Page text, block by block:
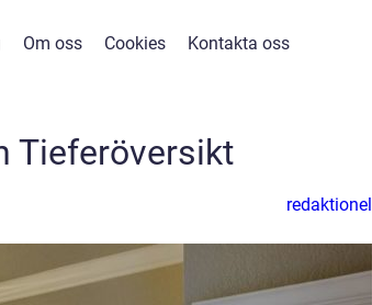
Om oss Cookies Kontakta oss
Tieferöversikt
redaktionel